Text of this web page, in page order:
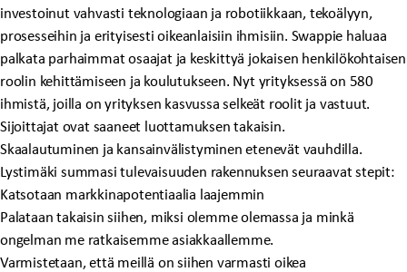
investoinut vahvasti teknologiaan ja robotiikkaan, tekoälyyn,
prosesseihin ja erityisesti oikeanlaisiin ihmisiin. Swappie haluaa
palkata parhaimmat osaajat ja keskittyä jokaisen henkilökohtaisen
roolin kehittämiseen ja koulutukseen. Nyt yrityksessä on 580
ihmistä, joilla on yrityksen kasvussa selkeät roolit ja vastuut.
Sijoittajat ovat saaneet luottamuksen takaisin.
Skaalautuminen ja kansainvälistyminen etenevät vauhdilla.
Lystimäki summasi tulevaisuuden rakennuksen seuraavat stepit:
Katsotaan markkinapotentiaalia laajemmin
Palataan takaisin siihen, miksi olemme olemassa ja minkä
ongelman me ratkaisemme asiakkaallemme.
Varmistetaan, että meillä on siihen varmasti oikea